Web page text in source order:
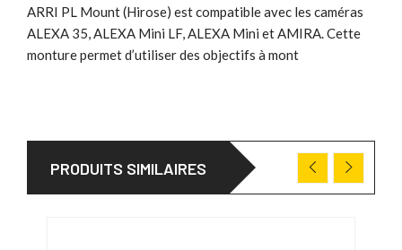
ARRI PL Mount (Hirose) est compatible avec les caméras
ALEXA 35, ALEXA Mini LF, ALEXA Mini et AMIRA. Cette
monture permet d’utiliser des objectifs à mont
PRODUITS SIMILAIRES